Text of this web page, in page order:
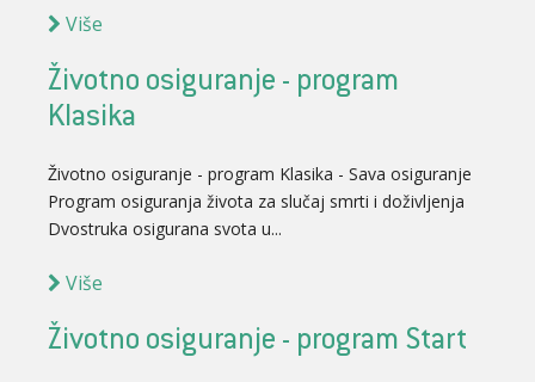
Više
Životno osiguranje - program
Klasika
Životno osiguranje - program Klasika - Sava osiguranje
Program osiguranja života za slučaj smrti i doživljenja
Dvostruka osigurana svota u...
Više
Životno osiguranje - program Start